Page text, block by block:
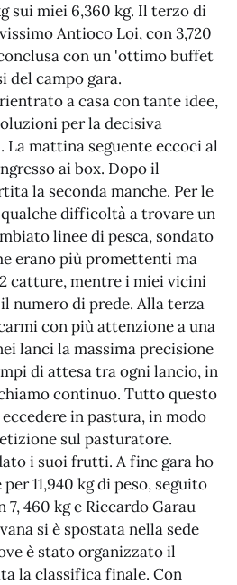
sui miei 6,360 kg. Il terzo di
Antioco Loi, con 3,720
con un 'ottimo buffet
del campo gara.
a casa con tante idee,
per la decisiva
La mattina seguente eccoci al
ai box. Dopo il
la seconda manche. Per le
difficoltà a trovare un
linee di pesca, sondato
erano più promettenti ma
catture, mentre i miei vicini
numero di prede. Alla terza
con più attenzione a una
lanci la massima precisione
di attesa tra ogni lancio, in
continuo. Tutto questo
in pastura, in modo
sul pasturatore.
i suoi frutti. A fine gara ho
11,940 kg di peso, seguito
7, 460 kg e Riccardo Garau
si è spostata nella sede
è stato organizzato il
la classifica finale. Con